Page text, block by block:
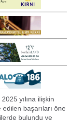
yılına ilişkin
başarıları öne
bulundu ve